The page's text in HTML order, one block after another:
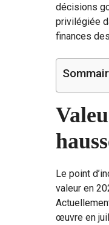
décisions
privilégiée
finances
Le point
valeur en
œuvre en